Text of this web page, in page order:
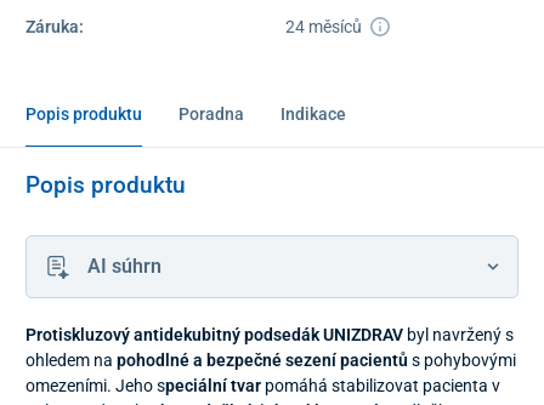
Záruka:
24 měsíců
Popis produktu Poradna Indikace
Popis produktu
AI súhrn
Protiskluzový antidekubitný podsedák UNIZDRAV byl navržený s
ohledem na pohodlné a bezpečné sezení pacientů s pohybovými
omezeními. Jeho speciální tvar pomáhá stabilizovat pacienta v